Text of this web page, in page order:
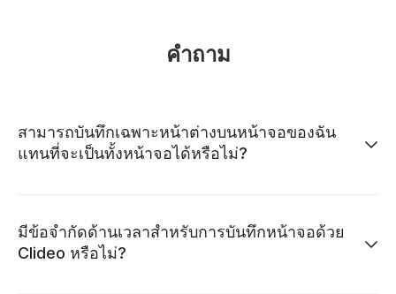
คำถาม
สามารถบันทึกเฉพาะหน้าต่างบนหน้าจอของฉัน
แทนที่จะเป็นทั้งหน้าจอได้หรือไม่?
มีข้อจำกัดด้านเวลาสำหรับการบันทึกหน้าจอด้วย
Clideo หรือไม่?